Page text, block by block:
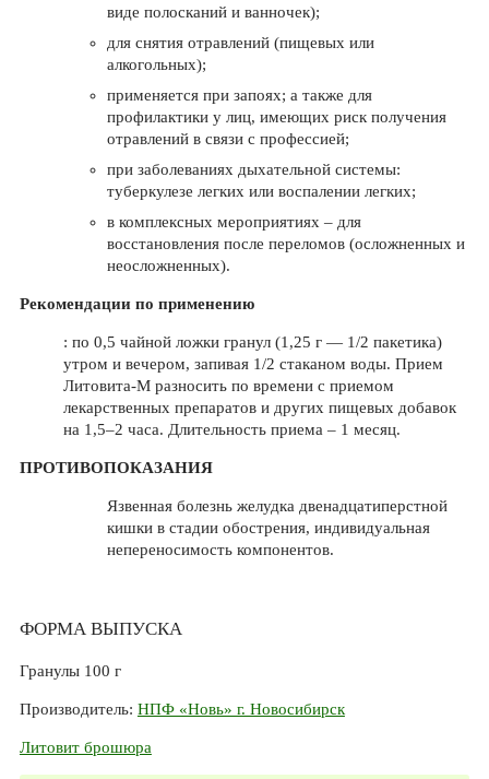
виде полосканий и ванночек);
для снятия отравлений (пищевых или
алкогольных);
применяется при запоях; а также для
профилактики у лиц, имеющих риск получения
отравлений в связи с профессией;
при заболеваниях дыхательной системы:
туберкулезе легких или воспалении легких;
в комплексных мероприятиях – для
восстановления после переломов (осложненных и
неосложненных).
Рекомендации по применению
: по 0,5 чайной ложки гранул (1,25 г — 1/2 пакетика)
утром и вечером, запивая 1/2 стаканом воды. Прием
Литовита­-М разносить по времени с приемом
лекарственных препаратов и других пищевых добавок
на 1,5–2 часа. Длительность приема – 1 месяц.
ПРОТИВОПОКАЗАНИЯ
Язвенная болезнь желудка двенадцатиперстной
кишки в стадии обострения, индивидуальная
непереносимость компонентов.
ФОРМА ВЫПУСКА
Гранулы 100 г
Производитель: НПФ «Новь» г. Новосибирск
Литовит брошюра